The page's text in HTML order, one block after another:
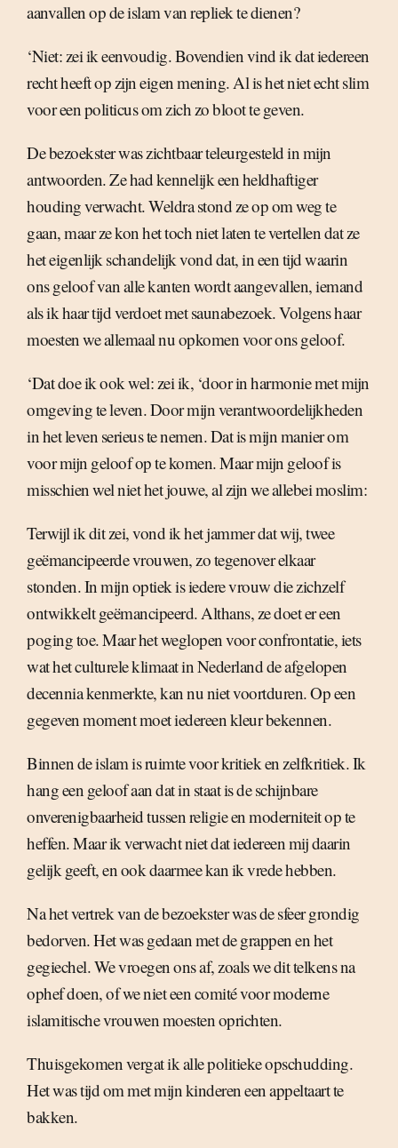
aanvallen op de islam van repliek te dienen?
‘Niet: zei ik eenvoudig. Bovendien vind ik dat iedereen
recht heeft op zijn eigen mening. Al is het niet echt slim
voor een politicus om zich zo bloot te geven.
De bezoekster was zichtbaar teleurgesteld in mijn
antwoorden. Ze had kennelijk een heldhaftiger
houding verwacht. Weldra stond ze op om weg te
gaan, maar ze kon het toch niet laten te vertellen dat ze
het eigenlijk schandelijk vond dat, in een tijd waarin
ons geloof van alle kanten wordt aangevallen, iemand
als ik haar tijd verdoet met saunabezoek. Volgens haar
moesten we allemaal nu opkomen voor ons geloof.
‘Dat doe ik ook wel: zei ik, ‘door in harmonie met mijn
omgeving te leven. Door mijn verantwoordelijkheden
in het leven serieus te nemen. Dat is mijn manier om
voor mijn geloof op te komen. Maar mijn geloof is
misschien wel niet het jouwe, al zijn we allebei moslim:
Terwijl ik dit zei, vond ik het jammer dat wij, twee
geëmancipeerde vrouwen, zo tegenover elkaar
stonden. In mijn optiek is iedere vrouw die zichzelf
ontwikkelt geëmancipeerd. Althans, ze doet er een
poging toe. Maar het weglopen voor confrontatie, iets
wat het culturele klimaat in Nederland de afgelopen
decennia kenmerkte, kan nu niet voortduren. Op een
gegeven moment moet iedereen kleur bekennen.
Binnen de islam is ruimte voor kritiek en zelfkritiek. Ik
hang een geloof aan dat in staat is de schijnbare
onverenigbaarheid tussen religie en moderniteit op te
heffen. Maar ik verwacht niet dat iedereen mij daarin
gelijk geeft, en ook daarmee kan ik vrede hebben.
Na het vertrek van de bezoekster was de sfeer grondig
bedorven. Het was gedaan met de grappen en het
gegiechel. We vroegen ons af, zoals we dit telkens na
ophef doen, of we niet een comité voor moderne
islamitische vrouwen moesten oprichten.
Thuisgekomen vergat ik alle politieke opschudding.
Het was tijd om met mijn kinderen een appeltaart te
bakken.